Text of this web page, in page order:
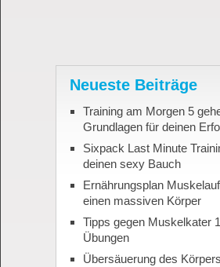
Neueste Beiträge
Training am Morgen 5
Grundlagen für deinen
Sixpack Last Minute
deinen sexy Bauch
Ernährungsplan
einen massiven Körper
Tipps gegen Muskelkater
Übungen
Übersäuerung des